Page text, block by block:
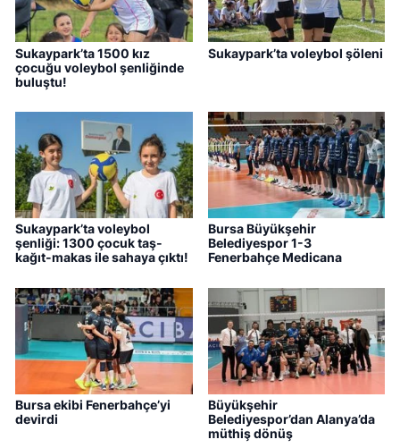
Sukaypark’ta 1500 kız
çocuğu voleybol şenliğinde
buluştu!
Sukaypark’ta voleybol şöleni
Sukaypark’ta voleybol
şenliği: 1300 çocuk taş-
kağıt-makas ile sahaya çıktı!
Bursa Büyükşehir
Belediyespor 1-3
Fenerbahçe Medicana
Bursa ekibi Fenerbahçe’yi
devirdi
Büyükşehir
Belediyespor’dan Alanya’da
müthiş dönüş